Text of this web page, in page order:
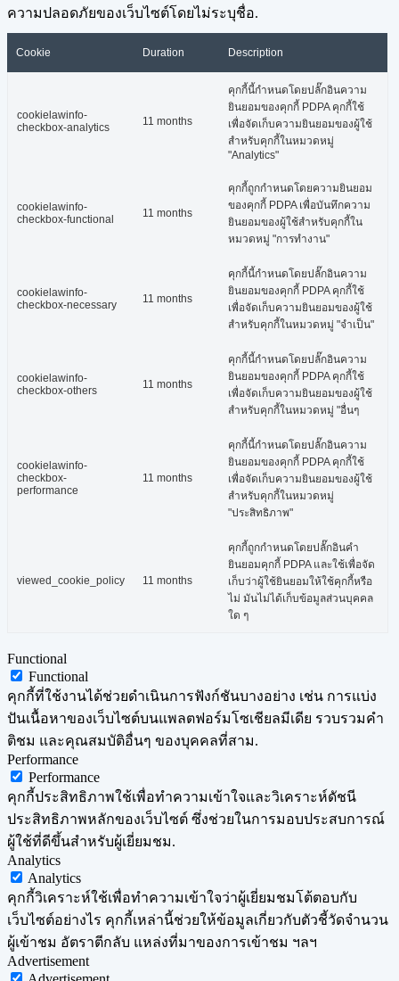
ความปลอดภัยของเว็บไซต์โดยไม่ระบุชื่อ.
Cookie Duration Description
cookielawinfo-
checkbox-analytics
11 months
คุกกี้นี้กำหนดโดยปลั๊กอินความ
ยินยอมของคุกกี้ PDPA คุกกี้ใช้
เพื่อจัดเก็บความยินยอมของผู้ใช้
สำหรับคุกกี้ในหมวดหมู่
"Analytics"
cookielawinfo-
checkbox-functional
11 months
คุกกี้ถูกกำหนดโดยความยินยอม
ของคุกกี้ PDPA เพื่อบันทึกความ
ยินยอมของผู้ใช้สำหรับคุกกี้ใน
หมวดหมู่ "การทำงาน"
cookielawinfo-
checkbox-necessary
11 months
คุกกี้นี้กำหนดโดยปลั๊กอินความ
ยินยอมของคุกกี้ PDPA คุกกี้ใช้
เพื่อจัดเก็บความยินยอมของผู้ใช้
สำหรับคุกกี้ในหมวดหมู่ "จำเป็น"
cookielawinfo-
checkbox-others
11 months
คุกกี้นี้กำหนดโดยปลั๊กอินความ
ยินยอมของคุกกี้ PDPA คุกกี้ใช้
เพื่อจัดเก็บความยินยอมของผู้ใช้
สำหรับคุกกี้ในหมวดหมู่ "อื่นๆ
cookielawinfo-
checkbox-
performance
11 months
คุกกี้นี้กำหนดโดยปลั๊กอินความ
ยินยอมของคุกกี้ PDPA คุกกี้ใช้
เพื่อจัดเก็บความยินยอมของผู้ใช้
สำหรับคุกกี้ในหมวดหมู่
"ประสิทธิภาพ"
viewed_cookie_policy 11 months
คุกกี้ถูกกำหนดโดยปลั๊กอินคำ
ยินยอมคุกกี้ PDPA และใช้เพื่อจัด
เก็บว่าผู้ใช้ยินยอมให้ใช้คุกกี้หรือ
ไม่ มันไม่ได้เก็บข้อมูลส่วนบุคคล
ใด ๆ
Functional
Functional
คุกกี้ที่ใช้งานได้ช่วยดำเนินการฟังก์ชันบางอย่าง เช่น การแบ่ง
ปันเนื้อหาของเว็บไซต์บนแพลตฟอร์มโซเชียลมีเดีย รวบรวมคำ
ติชม และคุณสมบัติอื่นๆ ของบุคคลที่สาม.
Performance
Performance
คุกกี้ประสิทธิภาพใช้เพื่อทำความเข้าใจและวิเคราะห์ดัชนี
ประสิทธิภาพหลักของเว็บไซต์ ซึ่งช่วยในการมอบประสบการณ์
ผู้ใช้ที่ดีขึ้นสำหรับผู้เยี่ยมชม.
Analytics
Analytics
คุกกี้วิเคราะห์ใช้เพื่อทำความเข้าใจว่าผู้เยี่ยมชมโต้ตอบกับ
เว็บไซต์อย่างไร คุกกี้เหล่านี้ช่วยให้ข้อมูลเกี่ยวกับตัวชี้วัดจำนวน
ผู้เข้าชม อัตราตีกลับ แหล่งที่มาของการเข้าชม ฯลฯ
Advertisement